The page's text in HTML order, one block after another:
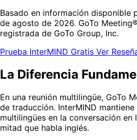
Basado en información disponible
de agosto de 2026. GoTo
registrada de GoTo Group, Inc.
Prueba InterMIND Gratis Ver
La Diferencia
En una reunión multilingüe, GoTo
de traducción. InterMIND
multilingües en la conversación en
mitad que habla inglés.